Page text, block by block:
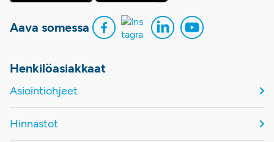
Aava somessa
Henkilöasiakkaat
Asiointiohjeet
Hinnastot